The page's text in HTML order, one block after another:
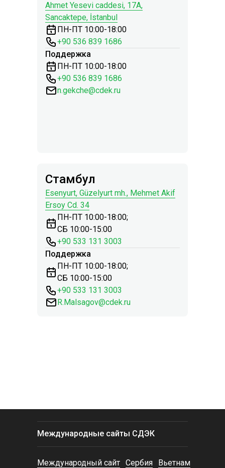
Стамбул
Esenyurt, Güzelyurt mh., Mehmet Akif
Ersoy Cd. 34
ПН-ПТ 10:00-18:00;
СБ 10:00-15:00
+90 533 131 3003
Поддержка
ПН-ПТ 10:00-18:00;
СБ 10:00-15:00
+90 533 131 3003
R.Malsagov@cdek.ru
Ahmet Yesevi сaddesi, 17A,
Sancaktepe, İstanbul
ПН-ПТ 10:00-18:00
+90 536 839 1686
Поддержка
ПН-ПТ 10:00-18:00
+90 536 839 1686
n.gekche@cdek.ru
Международные сайты СДЭК
Сербия
Вьетнам
Международный сайт